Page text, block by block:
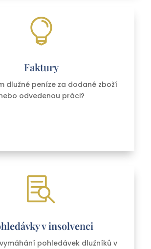

Faktury
dlužné peníze za dodané zboží
odvedenou práci?

v insolvenci
pohledávek dlužníků v